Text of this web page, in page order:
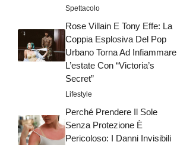
Spettacolo
Rose Villain E Tony Effe: La
Coppia Esplosiva Del Pop
Urbano Torna Ad Infiammare
L’estate Con “Victoria’s
Secret”
Lifestyle
Perché Prendere Il Sole
Senza Protezione È
Pericoloso: I Danni Invisibili